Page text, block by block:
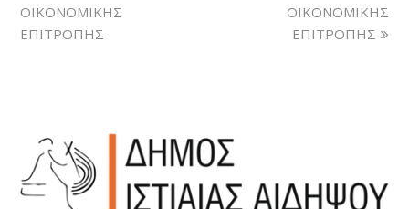
ΟΙΚΟΝΟΜΙΚΗΣ
ΕΠΙΤΡΟΠΗΣ
ΟΙΚΟΝΟΜΙΚΗΣ
ΕΠΙΤΡΟΠΗΣ